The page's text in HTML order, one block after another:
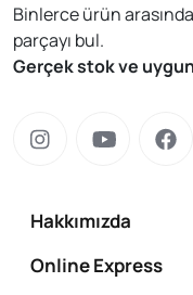
Binlerce ürün
parçayı bul.
Gerçek stok ve
Hakkımızda
Online Express